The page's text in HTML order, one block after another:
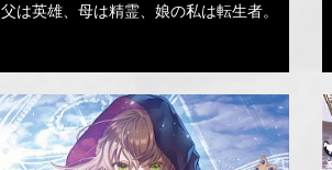
父は英雄、母は精霊、娘の私は転生者。